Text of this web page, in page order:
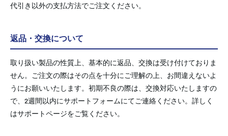
代引き以外の支払方法でご注文ください。
返品・交換について
取り扱い製品の性質上、基本的に返品、交換は受け付けておりま
せん。ご注文の際はその点を十分にご理解の上、お間違えないよ
うにお願いいたします。初期不良の際は、交換対応いたしますの
で、2週間以内にサポートフォームにてご連絡ください。詳しく
はサポートページをご覧ください。